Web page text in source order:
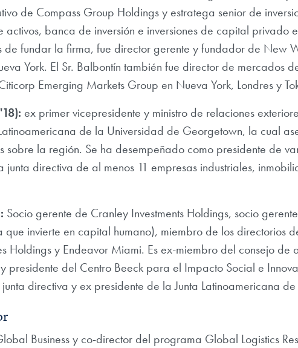
de Compass Group Holdings y estratega senior de
banca de inversión e inversiones de capital privado
de fundar la firma, fue director gerente y fundador de New
York. El Sr. Balbontín también fue director de mercados
Emerging Markets Group en Nueva York, Londres y
ex primer vicepresidente y ministro de relaciones
de la Universidad de Georgetown, la cual
sobre la región. Se ha desempeñado como presidente de
directiva de al menos 11 empresas industriales,
Socio gerente de Cranley Investments Holdings, socio
que invierte en capital humano), miembro de los directorios
Holdings y Endeavor Miami. Es ex-miembro del consejo de
presidente del Centro Beeck para el Impacto Social e
directiva y ex presidente de la Junta Latinoamericana
Business y co-director del programa Global Logistics